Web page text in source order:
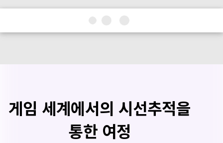
게임 세계에서의 시선추적을
통한 여정